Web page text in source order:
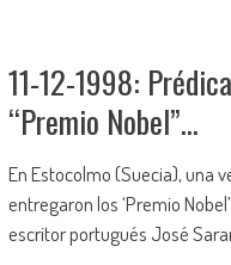
11-12-1998:
“Premio Nobel”…
En Estocolmo (Suecia), una
entregaron los ‘Premio
escritor portugués José